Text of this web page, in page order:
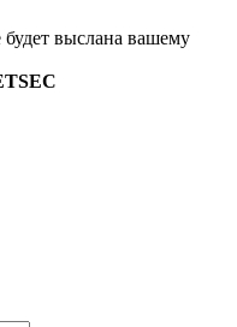
выслана вашему